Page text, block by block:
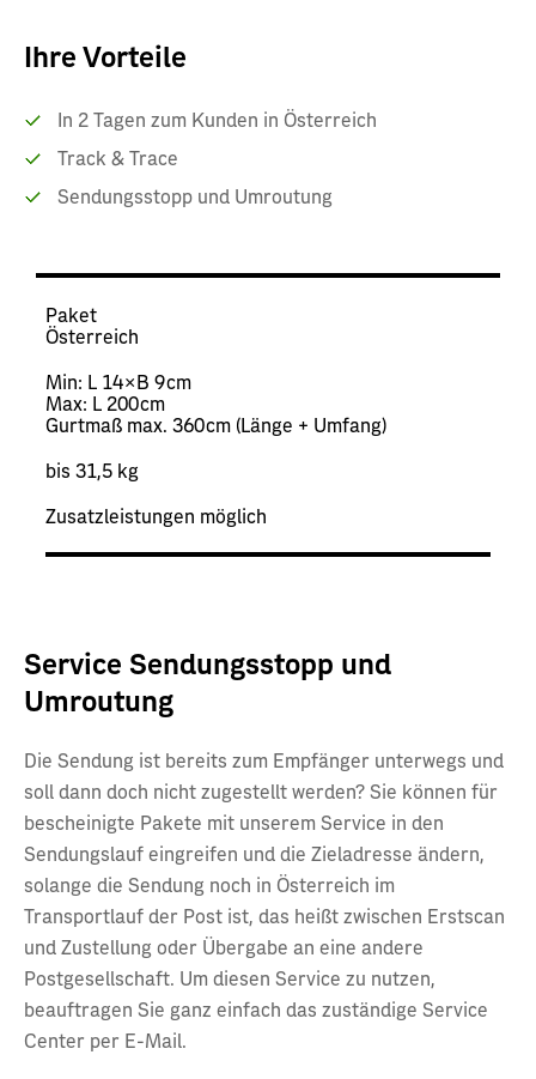
Ihre Vorteile
In 2 Tagen zum Kunden in Österreich
Track & Trace
Sendungsstopp und Umroutung
Paket
Österreich
Min: L 14 × B 9 cm
Max: L 200 cm
Gurtmaß max. 360 cm (Länge + Umfang)
bis 31,5 kg
Zusatzleistungen möglich
Service Sendungsstopp und
Umroutung
Die Sendung ist bereits zum Empfänger unterwegs und
soll dann doch nicht zugestellt werden? Sie können für
bescheinigte Pakete mit unserem Service in den
Sendungslauf eingreifen und die Zieladresse ändern,
solange die Sendung noch in Österreich im
Transportlauf der Post ist, das heißt zwischen Erstscan
und Zustellung oder Übergabe an eine andere
Postgesellschaft. Um diesen Service zu nutzen,
beauftragen Sie ganz einfach das zuständige Service
Center per E-Mail.